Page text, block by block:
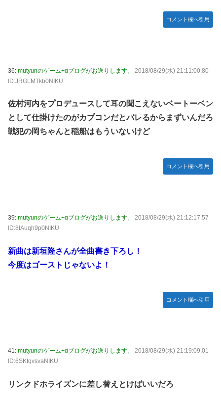
コメント欄へ引用
36: mutyunのゲーム+αブログがお送りします。
2018/08/29(水) 21:11:00.80
ID:JRGLMTkb0NIKU
佐村河内をプロデュースして耳の聞こえないベートーベン
として仕掛けたのがカプコンだとバレるからまずいんだろ
戦犯の岡ちゃんと稲船はもういないけど
コメント欄へ引用
39: mutyunのゲーム+αブログがお送りします。
2018/08/29(水) 21:12:17.57
ID:8IAuqh9p0NIKU
新曲は新垣隆さんが全曲書き下ろし！
今度はゴーストじゃないよ！
コメント欄へ引用
41: mutyunのゲーム+αブログがお送りします。
2018/08/29(水) 21:19:09.01
ID:6SKtqvsvaNIKU
リンクドホライズンに差し替えとけばいいだろ